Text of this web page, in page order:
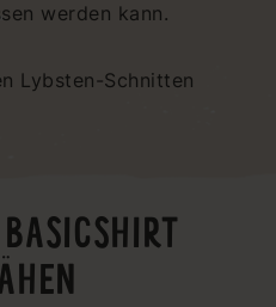
werden kann.
Lybsten-Schnitten